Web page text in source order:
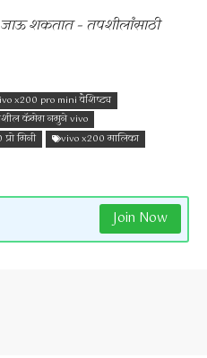
शकतात – तपशीलांसाठी
x200 pro mini वैशिष्ट्य
कॅमेरा नमुने vivo
मिनी
vivo x200 मालिका
Join Now